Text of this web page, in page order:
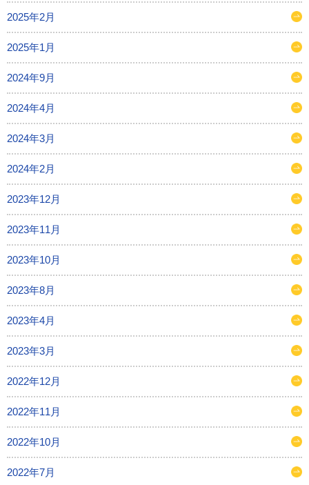
2025年2月
2025年1月
2024年9月
2024年4月
2024年3月
2024年2月
2023年12月
2023年11月
2023年10月
2023年8月
2023年4月
2023年3月
2022年12月
2022年11月
2022年10月
2022年7月